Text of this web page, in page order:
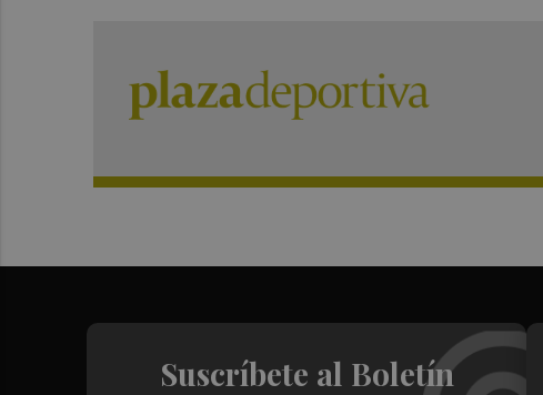
Suscríbete al Boletín